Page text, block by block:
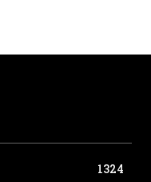
1324